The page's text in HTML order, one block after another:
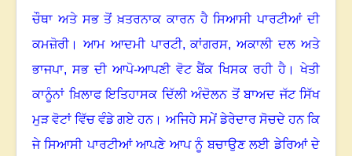
ਚੌਥਾ ਅਤੇ ਸਭ ਤੋਂ ਖ਼ਤਰਨਾਕ ਕਾਰਨ ਹੈ ਸਿਆਸੀ ਪਾਰਟੀਆਂ ਦੀ
ਕਮਜ਼ੋਰੀ। ਆਮ ਆਦਮੀ ਪਾਰਟੀ,ਕਾਂਗਰਸ,ਅਕਾਲੀ ਦਲ ਅਤੇ
ਭਾਜਪਾ, ਸਭ ਦੀ ਆਪੋ-ਆਪਣੀ ਵੋਟ ਬੈਂਕ ਖਿਸਕ ਰਹੀ ਹੈ। ਖੇਤੀ
ਕਾਨੂੰਨਾਂ ਖ਼ਿਲਾਫ ਇਤਿਹਾਸਕ ਦਿੱਲੀ ਅੰਦੋਲਨ ਤੋਂ ਬਾਅਦ ਜੱਟ ਸਿੱਖ
ਮੁੜ ਵੋਟਾਂ ਵਿੱਚ ਵੰਡੇ ਗਏ ਹਨ। ਅਜਿਹੇ ਸਮੇਂ ਡੇਰੇਦਾਰ ਸੋਚਦੇ ਹਨ ਕਿ
ਜੇ ਸਿਆਸੀ ਪਾਰਟੀਆਂ ਆਪਣੇ ਆਪ ਨੂੰ ਬਚਾਉਣ ਲਈ ਡੇਰਿਆਂ ਦੇ